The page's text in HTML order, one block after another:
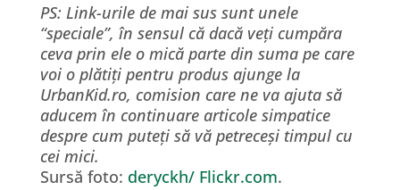
PS: Link-urile de mai sus sunt unele
“speciale”, în sensul că dacă veți cumpăra
ceva prin ele o mică parte din suma pe care
voi o plătiți pentru produs ajunge la
UrbanKid.ro, comision care ne va ajuta să
aducem în continuare articole simpatice
despre cum puteți să vă petreceși timpul cu
cei mici.
Sursă foto: deryckh/ Flickr.com.